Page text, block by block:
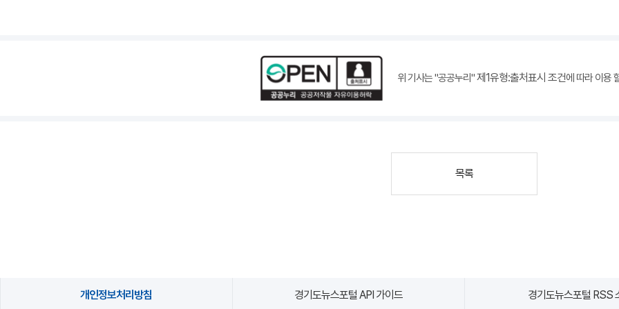
위 기사는 "공공누리"제1유형:출처표시 조건에 따라 이용
목록
개인정보처리방침 경기도뉴스포털 API 가이드 경기도뉴스포털 RSS